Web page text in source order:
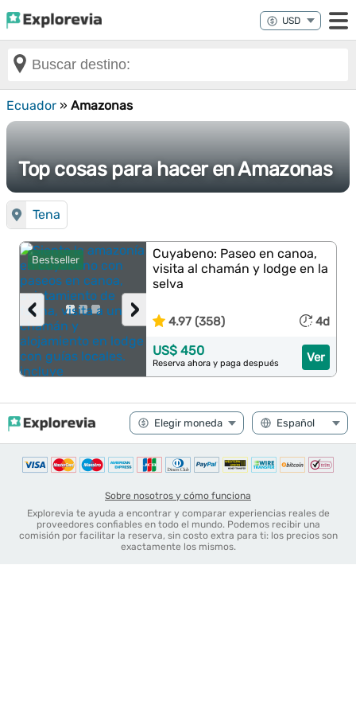
Ecuador » Amazonas
Top cosas para hacer en Amazonas
Tena
Bestseller
›
‹
Cuyabeno: Paseo en canoa,
visita al chamán y lodge en la
selva
4.97 (358) 4d
Ver
US$ 450
Reserva ahora y paga después
Sobre nosotros y cómo funciona
Explorevia te ayuda a encontrar y comparar experiencias reales de
proveedores confiables en todo el mundo. Podemos recibir una
comisión por facilitar la reserva, sin costo extra para ti: los precios son
exactamente los mismos.